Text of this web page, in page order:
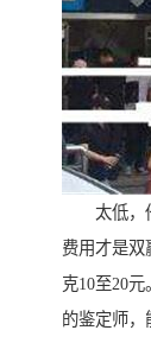
太低，他
费用才是双
克10至20
的鉴定师，